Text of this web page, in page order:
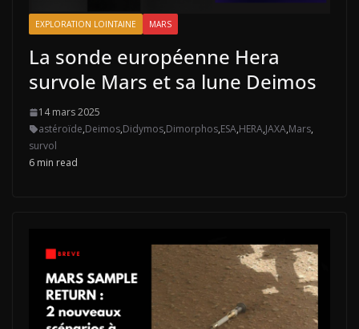
EXPLORATION LOINTAINE MARS
La sonde européenne Hera
survole Mars et sa lune Deimos
14 mars 2025
astéroïde,Deimos,Didymos,Dimorphos,ESA,HERA,JAXA,Mars,
survol
6 min read